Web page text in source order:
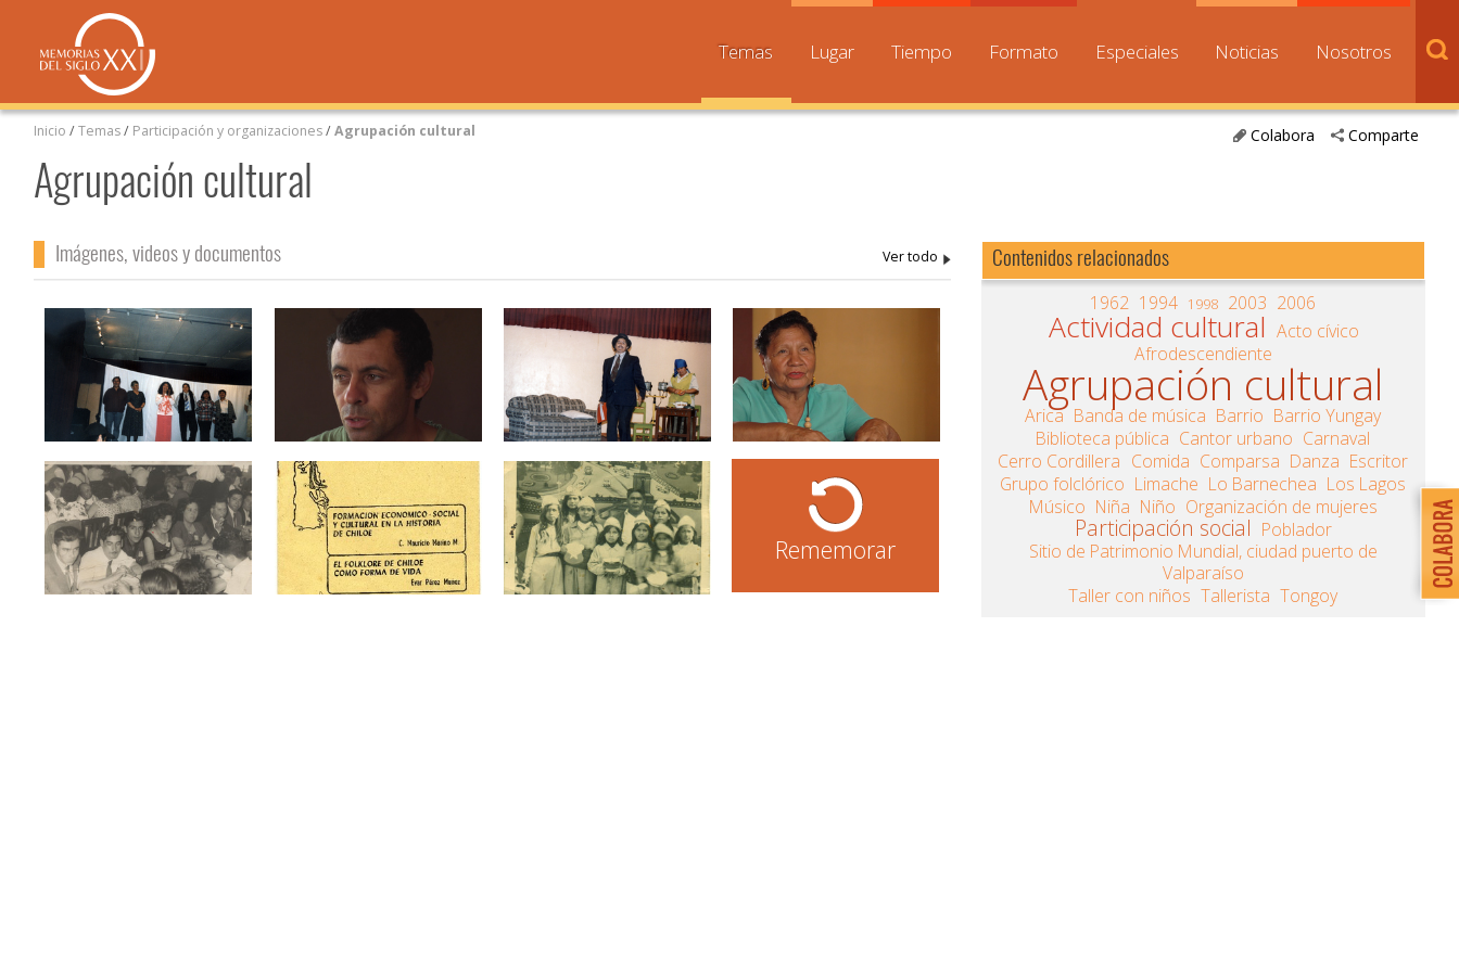
Temas Lugar Tiempo Formato Especiales Noticias Nosotros
Comparte
Colabora
Inicio /Temas/ Participación y organizaciones/Agrupación cultural
Agrupación cultural
Imágenes, videos y documentos
Rememorar
Contenidos relacionados
1962 1994 1998 2003 2006
Actividad cultural Acto cívico
Afrodescendiente
Agrupación cultural
Arica Banda de música Barrio Barrio Yungay
Biblioteca pública Cantor urbano Carnaval
Cerro Cordillera Comida Comparsa Danza Escritor
Grupo folclórico Limache Lo Barnechea Los Lagos
Músico Niña Niño Organización de mujeres
Participación social Poblador
Sitio de Patrimonio Mundial, ciudad puerto de
Valparaíso
Taller con niños Tallerista Tongoy